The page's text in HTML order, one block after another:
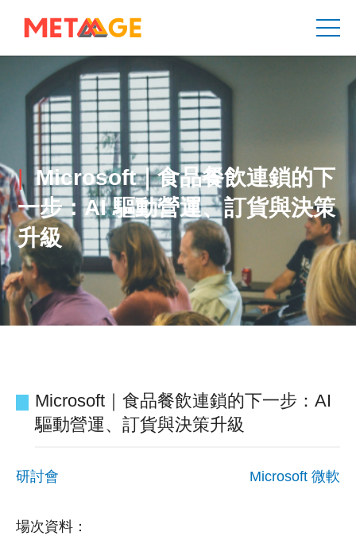
Microsoft｜食品餐飲連鎖的下
一步：AI 驅動營運、訂貨與決策
升級
Microsoft｜食品餐飲連鎖的下一步：AI
驅動營運、訂貨與決策升級
研討會 Microsoft 微軟
場次資料：